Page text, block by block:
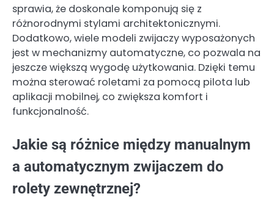
sprawia, że doskonale komponują się z
różnorodnymi stylami architektonicznymi.
Dodatkowo, wiele modeli zwijaczy wyposażonych
jest w mechanizmy automatyczne, co pozwala na
jeszcze większą wygodę użytkowania. Dzięki temu
można sterować roletami za pomocą pilota lub
aplikacji mobilnej, co zwiększa komfort i
funkcjonalność.
Jakie są różnice między manualnym
a automatycznym zwijaczem do
rolety zewnętrznej?